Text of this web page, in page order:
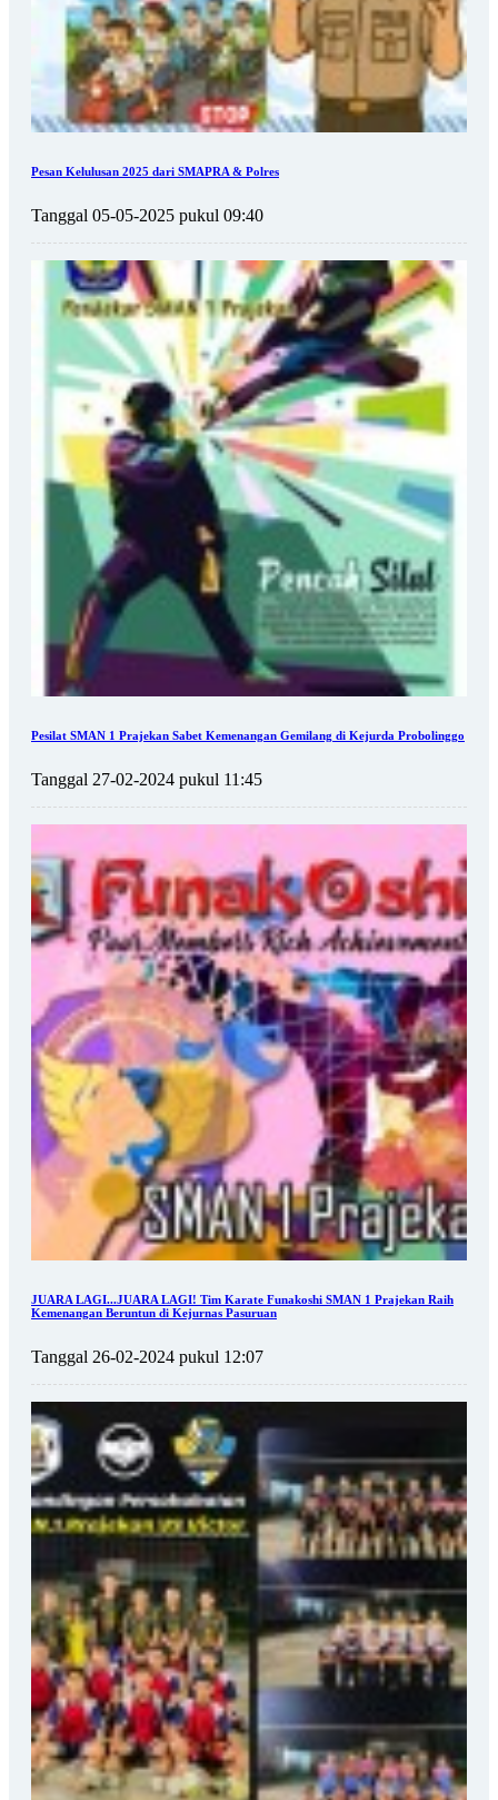
Pesan Kelulusan 2025 dari SMAPRA & Polres
Tanggal 05-05-2025 pukul 09:40
Pesilat SMAN 1 Prajekan Sabet Kemenangan Gemilang di Kejurda Probolinggo
Tanggal 27-02-2024 pukul 11:45
JUARA LAGI...JUARA LAGI! Tim Karate Funakoshi SMAN 1 Prajekan Raih
Kemenangan Beruntun di Kejurnas Pasuruan
Tanggal 26-02-2024 pukul 12:07